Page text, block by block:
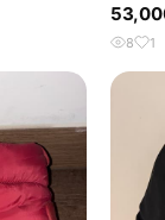
8 1